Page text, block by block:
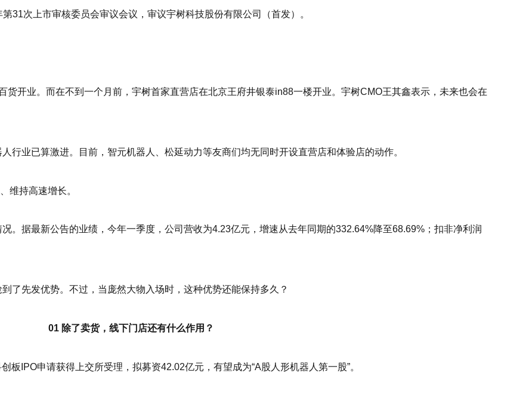
31次上市审核委员会审议会议，审议宇树科技股份有限公司（首发）。
货开业。而在不到一个月前，宇树首家直营店在北京王府井银泰in88一楼开业。宇树CMO王其鑫表示，未来也会在
行业已算激进。目前，智元机器人、松延动力等友商们均无同时开设直营店和体验店的动作。
维持高速增长。
。据最新公告的业绩，今年一季度，公司营收为4.23亿元，增速从去年同期的332.64%降至68.69%；扣非净利润
了先发优势。不过，当庞然大物入场时，这种优势还能保持多久？
01 除了卖货，线下门店还有什么作用？
IPO申请获得上交所受理，拟募资42.02亿元，有望成为“A股人形机器人第一股”。